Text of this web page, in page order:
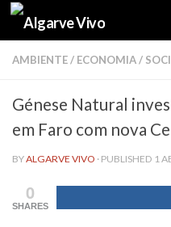
Skip to content
AMBIENTE/ ECONOMIA/
Génese Natural
em Faro com nova
BYALGARVE VIVO · PUBLISHED 1
0
SHARES